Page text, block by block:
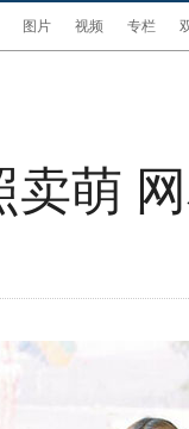
图片 视频 专栏
卖萌